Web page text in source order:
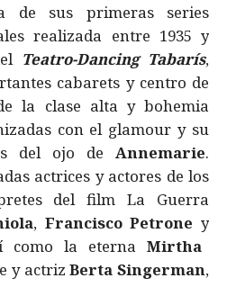
de sus primeras series
realizada entre 1935 y
Teatro-Dancing Tabarís,
cabarets y centro de
la clase alta y bohemia
con el glamour y su
del ojo de Annemarie.
actrices y actores de los
del film La Guerra
, Francisco Petrone y
como la eterna Mirtha
y actriz Berta Singerman,